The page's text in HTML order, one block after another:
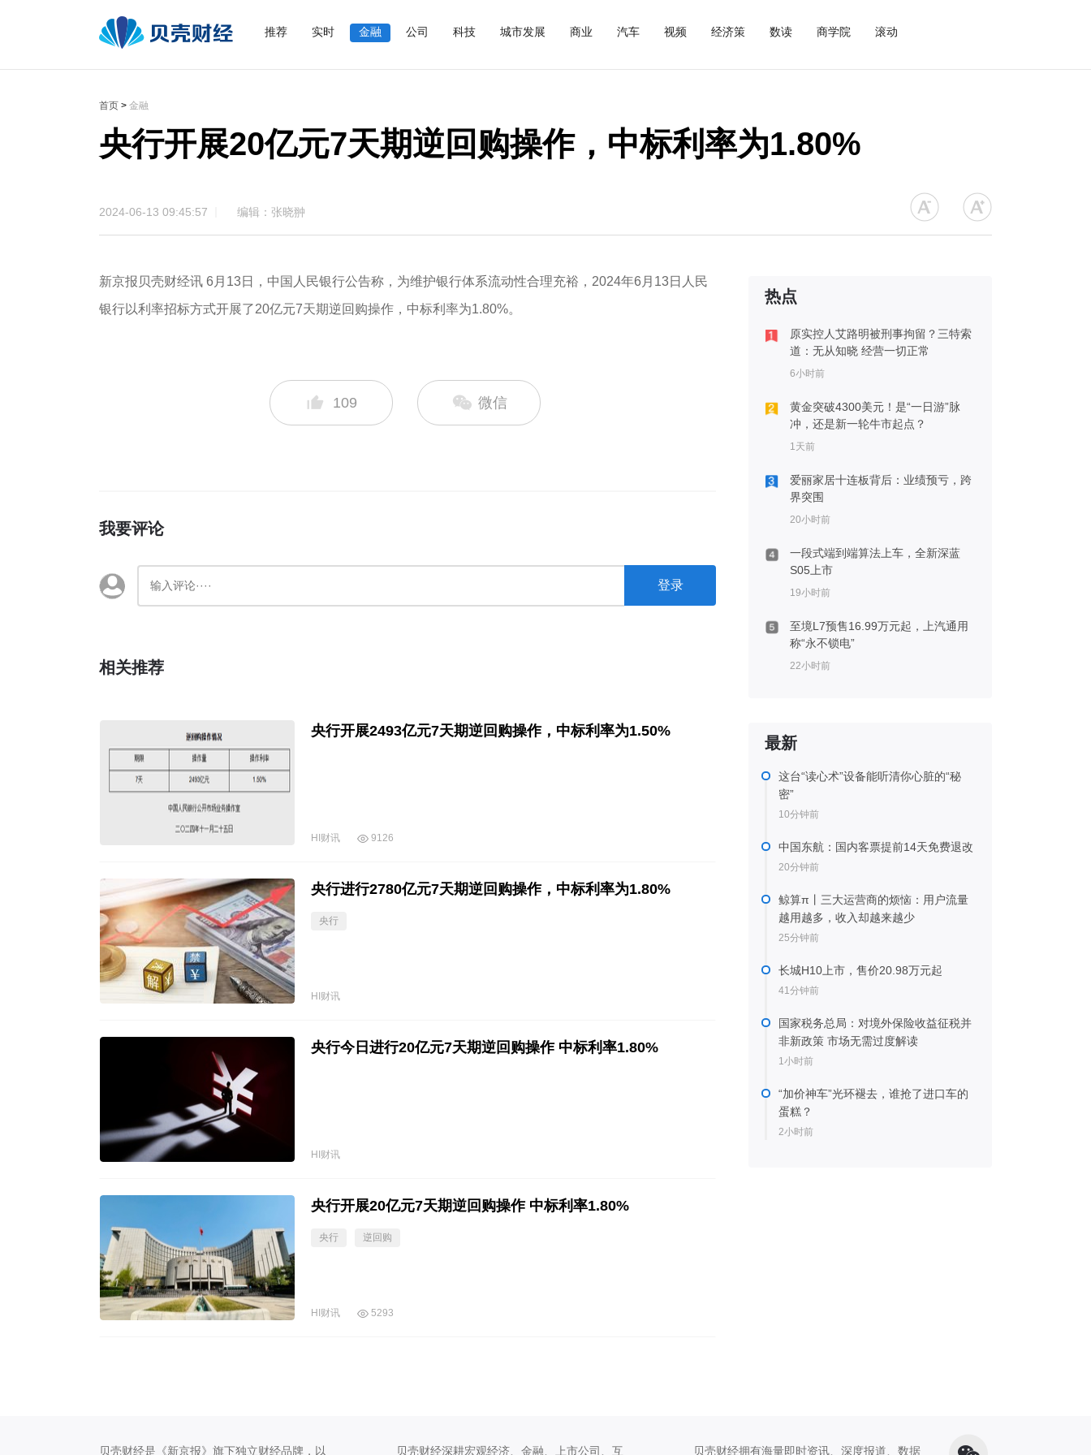
推荐 实时 金融 公司 科技 城市发展 商业 汽车 视频 经济策 数读 商学院 滚动
首页 > 金融
央行开展20亿元7天期逆回购操作，中标利率为1.80%
2024-06-13 09:45:57 编辑：张晓翀
新京报贝壳财经讯 6月13日，中国人民银行公告称，为维护银行体系流动性合理充裕，2024年6月13日人民
银行以利率招标方式开展了20亿元7天期逆回购操作，中标利率为1.80%。
109 微信
我要评论
登录
相关推荐
央行开展2493亿元7天期逆回购操作，中标利率为1.50%
HI财讯 9126
央行进行2780亿元7天期逆回购操作，中标利率为1.80%
央行
HI财讯
央行今日进行20亿元7天期逆回购操作 中标利率1.80%
HI财讯
央行开展20亿元7天期逆回购操作 中标利率1.80%
央行 逆回购
HI财讯 5293
热点
原实控人艾路明被刑事拘留？三特索
道：无从知晓 经营一切正常
6小时前
黄金突破4300美元！是“一日游”脉
冲，还是新一轮牛市起点？
1天前
爱丽家居十连板背后：业绩预亏，跨
界突围
20小时前
一段式端到端算法上车，全新深蓝
S05上市
19小时前
至境L7预售16.99万元起，上汽通用
称“永不锁电”
22小时前
最新
这台“读心术”设备能听清你心脏的“秘
密”
10分钟前
中国东航：国内客票提前14天免费退改
20分钟前
鲸算π丨三大运营商的烦恼：用户流量
越用越多，收入却越来越少
25分钟前
长城H10上市，售价20.98万元起
41分钟前
国家税务总局：对境外保险收益征税并
非新政策 市场无需过度解读
1小时前
“加价神车”光环褪去，谁抢了进口车的
蛋糕？
2小时前
贝壳财经是《新京报》旗下独立财经品牌，以 贝壳财经深耕宏观经济、金融、上市公司、互 贝壳财经拥有海量即时资讯、深度报道、数据